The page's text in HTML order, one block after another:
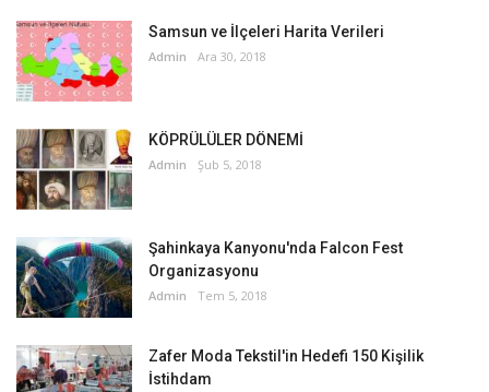
Samsun ve İlçeleri Harita Verileri
Admin Ara 30, 2018
KÖPRÜLÜLER DÖNEMİ
Admin Şub 5, 2018
Şahinkaya Kanyonu'nda Falcon Fest
Organizasyonu
Admin Tem 5, 2018
Zafer Moda Tekstil'in Hedefi 150 Kişilik
İstihdam